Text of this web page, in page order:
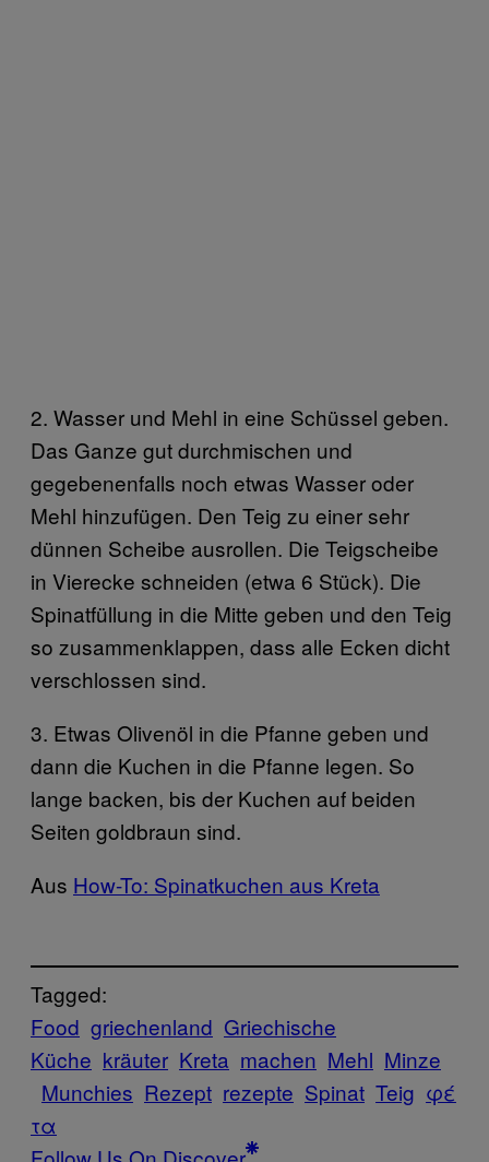
2. Wasser und Mehl in eine Schüssel geben.
Das Ganze gut durchmischen und
gegebenenfalls noch etwas Wasser oder
Mehl hinzufügen. Den Teig zu einer sehr
dünnen Scheibe ausrollen. Die Teigscheibe
in Vierecke schneiden (etwa 6 Stück). Die
Spinatfüllung in die Mitte geben und den Teig
so zusammenklappen, dass alle Ecken dicht
verschlossen sind.
3. Etwas Olivenöl in die Pfanne geben und
dann die Kuchen in die Pfanne legen. So
lange backen, bis der Kuchen auf beiden
Seiten goldbraun sind.
Aus How-To: Spinatkuchen aus Kreta
Tagged:
Food griechenland Griechische
Küche kräuter Kreta machen Mehl Minze
Munchies Rezept rezepte Spinat Teig φέ
τα